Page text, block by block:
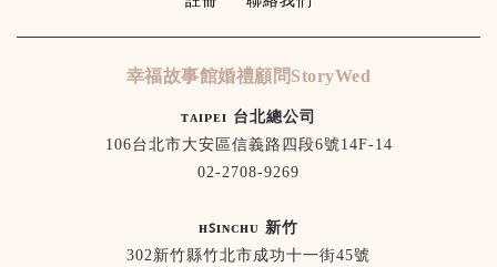
幸福故事館婚禮顧問StoryWed
ᴛᴀɪᴘᴇɪ 台北總公司
106台北市大安區信義路四段6號14F-14
02-2708-9269
ʜꜱɪɴᴄʜᴜ 新竹
302新竹縣竹北市成功十一街45號